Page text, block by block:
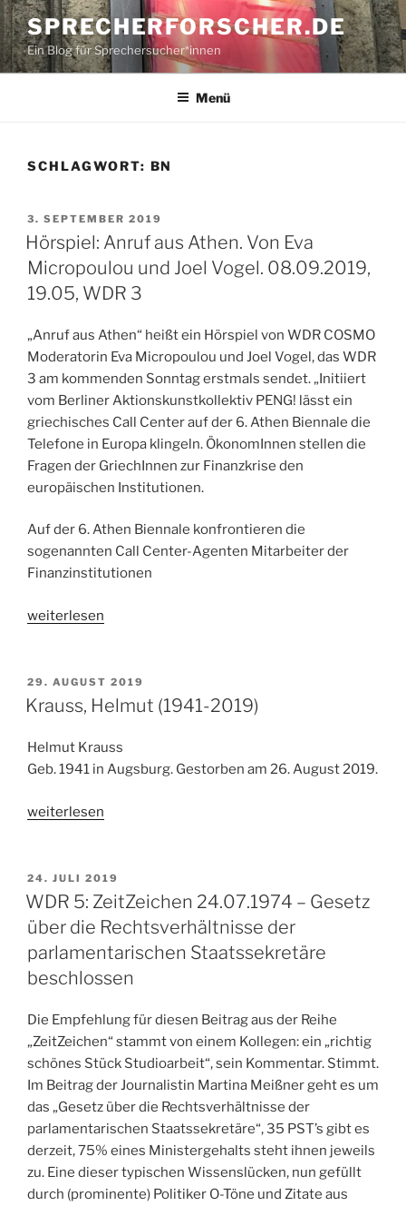
Zum
Inhalt
springen
SPRECHERFORSCHER.DE
Ein Blog für Sprechersucher*innen
Menü
SCHLAGWORT: BN
VERÖFFENTLICHT
AM
3. SEPTEMBER 2019
Hörspiel: Anruf aus Athen. Von Eva
Micropoulou und Joel Vogel. 08.09.2019,
19.05, WDR 3
„Anruf aus Athen“ heißt ein Hörspiel von WDR COSMO
Moderatorin Eva Micropoulou und Joel Vogel, das WDR
3 am kommenden Sonntag erstmals sendet. „Initiiert
vom Berliner Aktionskunstkollektiv PENG! lässt ein
griechisches Call Center auf der 6. Athen Biennale die
Telefone in Europa klingeln. ÖkonomInnen stellen die
Fragen der GriechInnen zur Finanzkrise den
europäischen Institutionen.
Auf der 6. Athen Biennale konfrontieren die
sogenannten Call Center-Agenten Mitarbeiter der
Finanzinstitutionen
„Hörspiel:
Athen.
Von
Micropoulou
und
Vogel.
WDR
3“
weiterlesen
VERÖFFENTLICHT
AM
29. AUGUST 2019
Krauss, Helmut (1941-2019)
Helmut Krauss
Geb. 1941 in Augsburg. Gestorben am 26. August 2019.
„Krauss,
2019)“
weiterlesen
VERÖFFENTLICHT
AM
24. JULI 2019
WDR 5: ZeitZeichen 24.07.1974 – Gesetz
über die Rechtsverhältnisse der
parlamentarischen Staatssekretäre
beschlossen
Die Empfehlung für diesen Beitrag aus der Reihe
„ZeitZeichen“ stammt von einem Kollegen: ein „richtig
schönes Stück Studioarbeit“, sein Kommentar. Stimmt.
Im Beitrag der Journalistin Martina Meißner geht es um
das „Gesetz über die Rechtsverhältnisse der
parlamentarischen Staatssekretäre“, 35 PST’s gibt es
derzeit, 75% eines Ministergehalts steht ihnen jeweils
zu. Eine dieser typischen Wissenslücken, nun gefüllt
durch (prominente) Politiker O-Töne und Zitate aus